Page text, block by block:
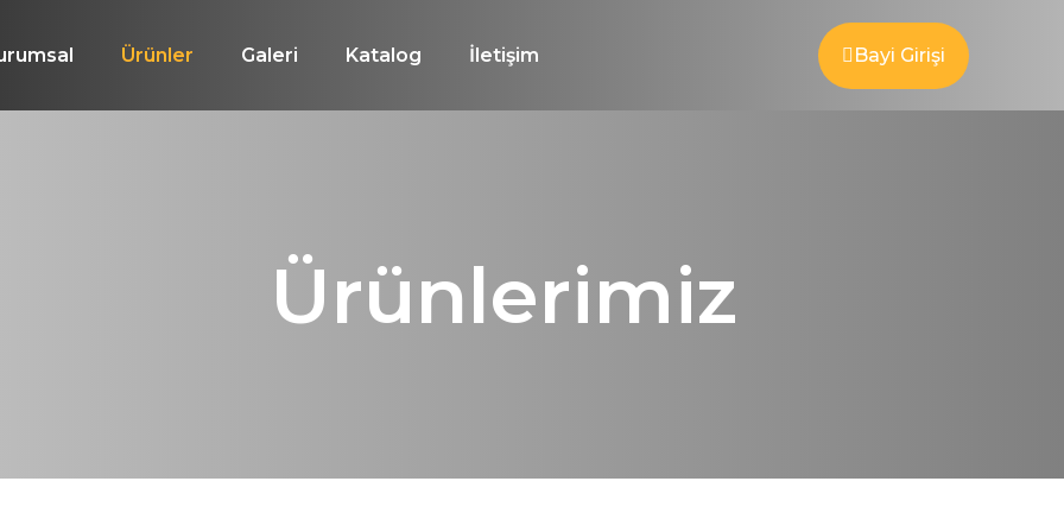
Ürünler Galeri Katalog İletişim Bayi Girişi
Ürünlerimiz